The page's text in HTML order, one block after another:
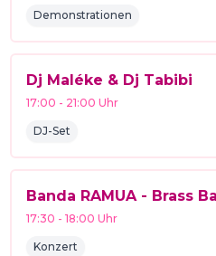
Demonstrationen
Dj Maléke & Dj Tabibi
17:00 - 21:00 Uhr
DJ-Set
Banda RAMUA - Brass
17:30 -18:00 Uhr
Konzert